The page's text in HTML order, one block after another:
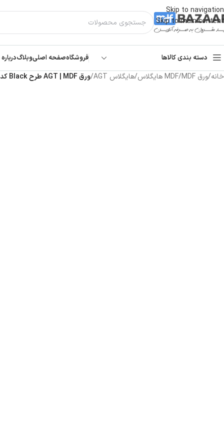
Skip to navigation
Skip to main content
دسته بندی کالاها فروشگاهصفحه اصلیوبلاگ
خانه/ورق MDF /MDF هایگلاس /هایگلاس AGT /ورق AGT | MDF طرح Black کد ۷۲۳ | سافت تاچ ۱۶ میل